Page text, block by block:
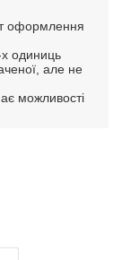
оформлення
одиниць
але не
можливості